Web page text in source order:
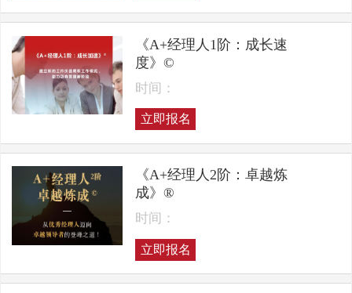
《A+经理人1阶：成长速
度》©
时间：
立即报名
《A+经理人2阶：卓越炼
成》®
时间：
立即报名